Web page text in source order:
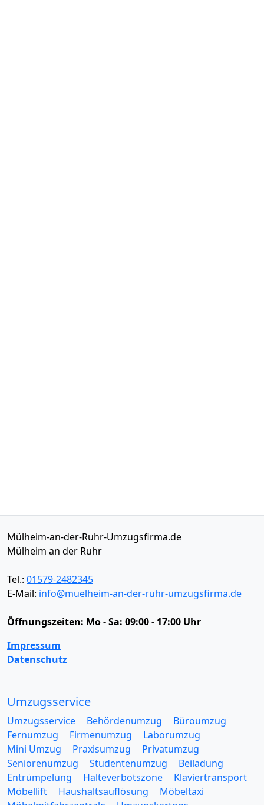
Mülheim-an-der-Ruhr-Umzugsfirma.de
Mülheim an der Ruhr
Tel.: 01579-2482345
E-Mail: info@muelheim-an-der-ruhr-umzugsfirma.de
Öffnungszeiten: Mo - Sa: 09:00 - 17:00 Uhr
Impressum
Datenschutz
Umzugsservice
Umzugsservice Behördenumzug
Büroumzug
Fernumzug
Firmenumzug
Laborumzug
Mini Umzug
Praxisumzug
Privatumzug
Seniorenumzug
Studentenumzug
Beiladung
Entrümpelung
Halteverbotszone
Klaviertransport
Möbellift
Haushaltsauflösung
Möbeltaxi